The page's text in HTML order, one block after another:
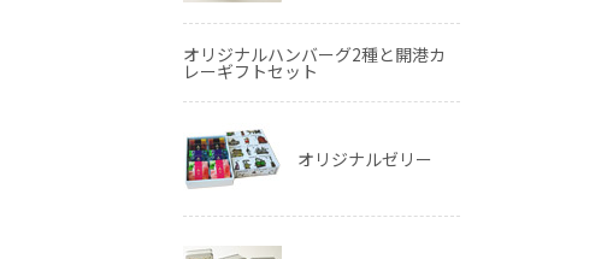
オリジナルハンバーグ2種と開港カ
レーギフトセット
オリジナルゼリー